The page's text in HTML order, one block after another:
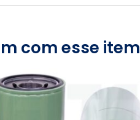
com esse item